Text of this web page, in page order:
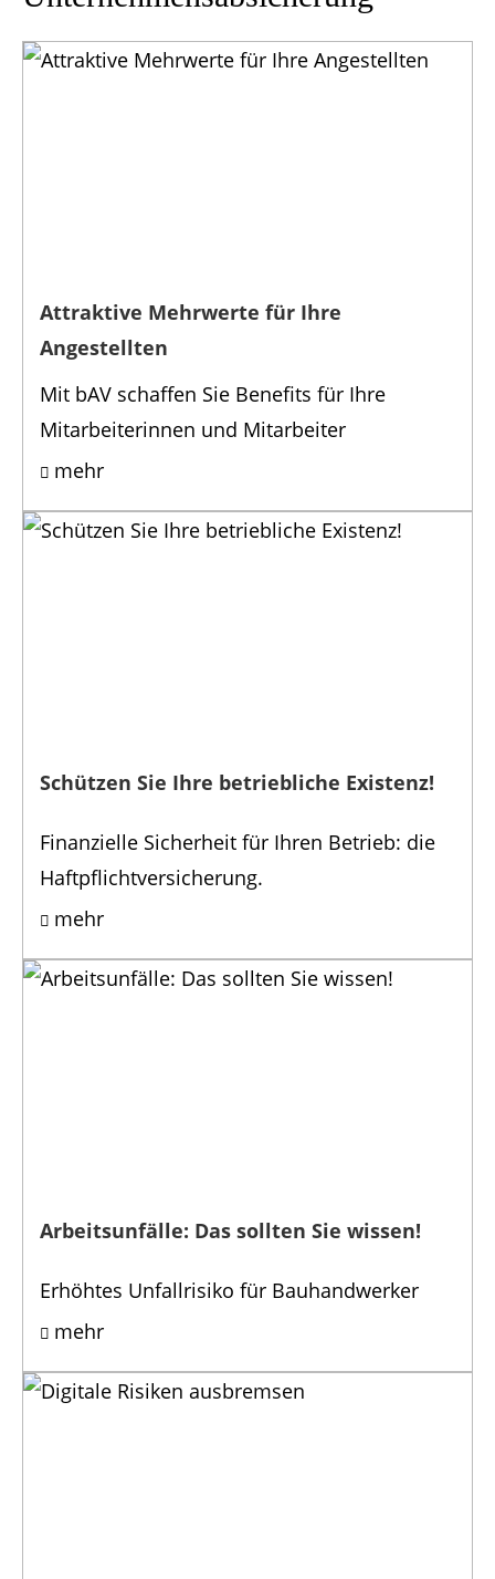
Attraktive Mehrwerte für Ihre
Angestellten
Mit bAV schaffen Sie Benefits für Ihre
Mitarbeiterinnen und Mitarbeiter
mehr
Schützen Sie Ihre betriebliche Existenz!
Finanzielle Sicherheit für Ihren Betrieb: die
Haftpflichtversicherung.
mehr
Arbeitsunfälle: Das sollten Sie wissen!
Erhöhtes Unfallrisiko für Bauhandwerker
mehr